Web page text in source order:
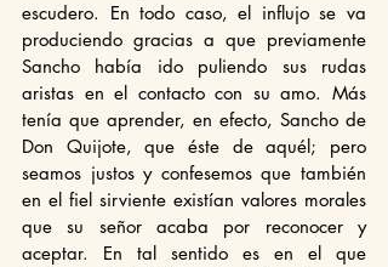
escudero. En todo caso, el influjo se va
produciendo gracias a que previamente
Sancho había ido puliendo sus rudas
aristas en el contacto con su amo. Más
tenía que aprender, en efecto, Sancho de
Don Quijote, que éste de aquél; pero
seamos justos y confesemos que también
en el fiel sirviente existían valores morales
que su señor acaba por reconocer y
aceptar. En tal sentido es en el que